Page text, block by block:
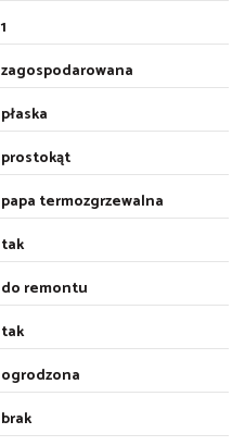
1
zagospodarowana
płaska
prostokąt
papa termozgrzewalna
tak
do remontu
tak
ogrodzona
brak